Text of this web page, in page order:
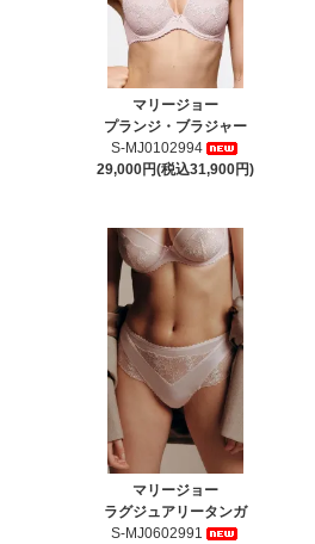
マリージョー
プランジ・ブラジャー
S-MJ0102994
29,000円(税込31,900円)
マリージョー
ラグジュアリータンガ
S-MJ0602991